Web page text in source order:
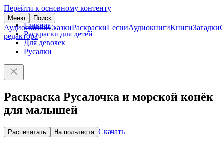
Перейти к основному контенту
Меню Поиск
АудиосказкиСказкиРаскраскиПесниАудиокнигиКнигиЗагадки
редактора
Главная
Раскраски для детей
Для девочек
Русалки
Раскраска Русалочка и морской конёк
для малышей
Распечатать На пол-листа Скачать